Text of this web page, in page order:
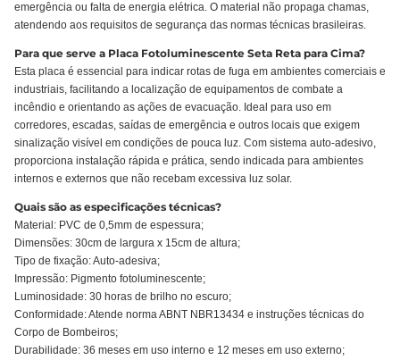
emergência ou falta de energia elétrica. O material não propaga chamas,
atendendo aos requisitos de segurança das normas técnicas brasileiras.
Para que serve a Placa Fotoluminescente Seta Reta para Cima?
Esta placa é essencial para indicar rotas de fuga em ambientes comerciais e
industriais, facilitando a localização de equipamentos de combate a
incêndio e orientando as ações de evacuação. Ideal para uso em
corredores, escadas, saídas de emergência e outros locais que exigem
sinalização visível em condições de pouca luz. Com sistema auto-adesivo,
proporciona instalação rápida e prática, sendo indicada para ambientes
internos e externos que não recebam excessiva luz solar.
Quais são as especificações técnicas?
Material: PVC de 0,5mm de espessura;
Dimensões: 30cm de largura x 15cm de altura;
Tipo de fixação: Auto-adesiva;
Impressão: Pigmento fotoluminescente;
Luminosidade: 30 horas de brilho no escuro;
Conformidade: Atende norma ABNT NBR13434 e instruções técnicas do
Corpo de Bombeiros;
Durabilidade: 36 meses em uso interno e 12 meses em uso externo;